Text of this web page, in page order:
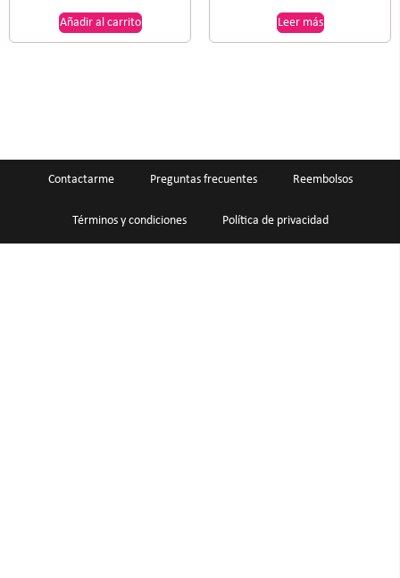
Añadir al carrito Leer más
Contactarme Preguntas frecuentes Reembolsos
Términos y condiciones Política de privacidad